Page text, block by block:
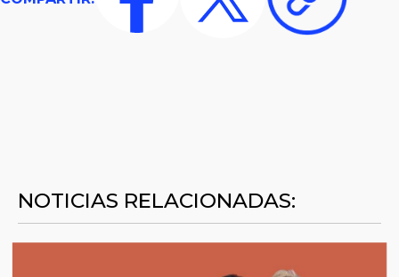
NOTICIAS RELACIONADAS: